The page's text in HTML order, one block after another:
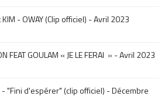
KIM - OWAY (Clip officiel) - Avril 2023
FEAT GOULAM « JE LE FERAI » - Avril 2023
- "Fini d'espérer" (clip officiel) - Décembre